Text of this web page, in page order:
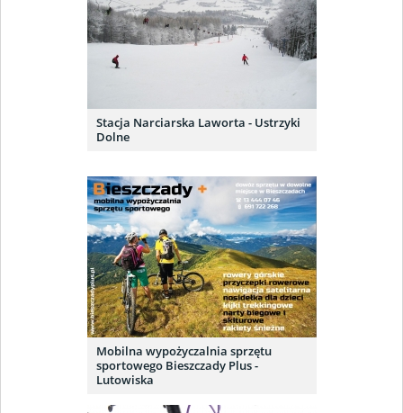
Stacja Narciarska Laworta - Ustrzyki
Dolne
Mobilna wypożyczalnia sprzętu
sportowego Bieszczady Plus -
Lutowiska